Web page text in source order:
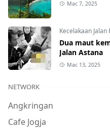
Mac 7, 2025
Kecelakaan Jalan
Dua maut
Jalan Astana
Mac 13, 2025
NETWORK
Angkringan
Cafe Jogja